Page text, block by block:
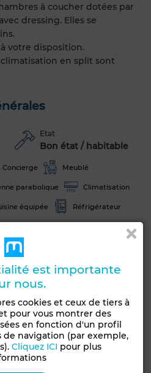
à coucher dotées par
dressing. Elles se
votre disposition.
en split sont
Etat
Bon état / habitable
Concierge Meublé
parabolique Climatisation
équipée Réfrigérateur
est importante
nous.
cookies et ceux de tiers à
pour vous montrer des
en fonction d'un profil
de navigation (par exemple,
Cliquez ICI pour plus